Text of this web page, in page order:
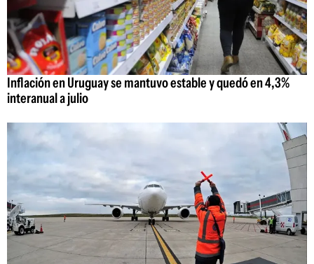
Inflación en Uruguay se mantuvo estable y quedó en 4,3%
interanual a julio